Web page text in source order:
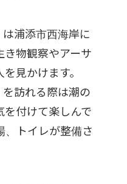
浦添市西海岸に
き物観察やアーサ
見かけます。
訪れる際は潮の
を付けて楽しんで
、トイレが整備さ